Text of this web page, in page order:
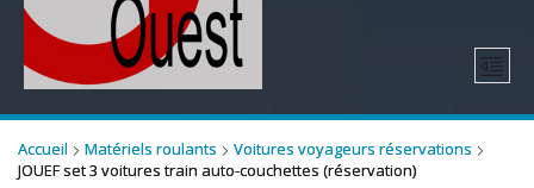
Accueil Matériels roulants
Voitures voyageurs réservations
JOUEF set 3 voitures train auto-couchettes (réservation)